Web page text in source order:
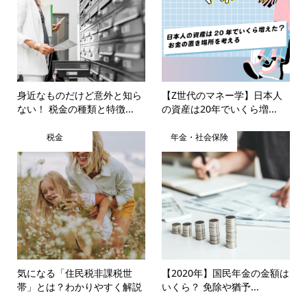
身近なものだけど意外と知ら
ない！ 税金の種類と特徴...
【Z世代のマネー学】日本人
の資産は20年でいくら増...
税金
気になる「住民税非課税世
帯」とは？わかりやすく解説
年金・社会保険
【2020年】国民年金の金額は
いくら？ 免除や猶予...